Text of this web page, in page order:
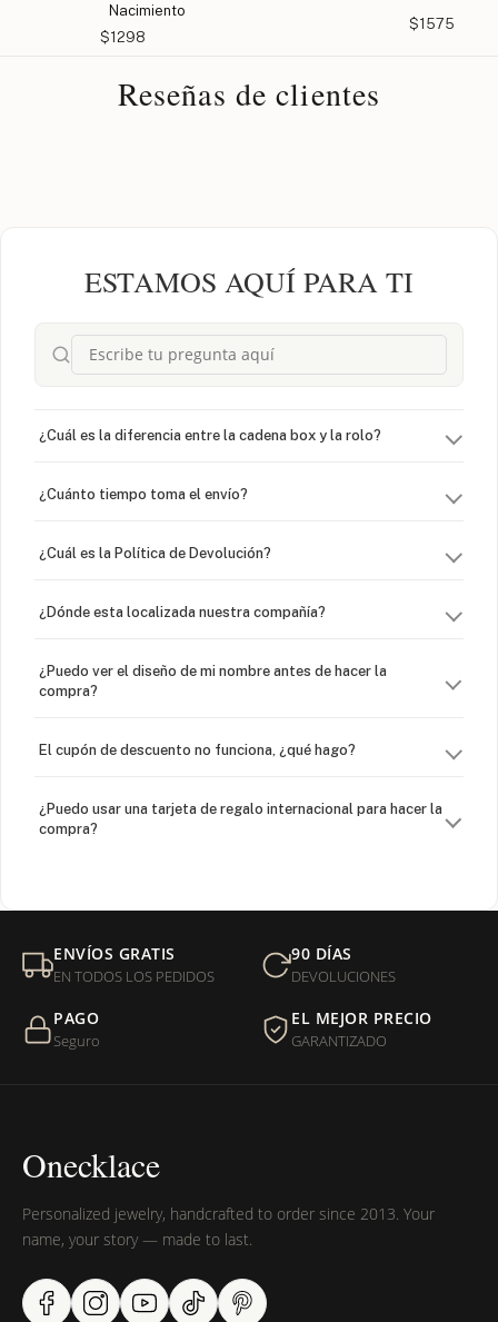
Nacimiento
$1298
$1575
Reseñas de clientes
ESTAMOS AQUÍ PARA TI
¿Cuál es la diferencia entre la cadena box y la rolo?
¿Cuánto tiempo toma el envío?
¿Cuál es la Política de Devolución?
¿Dónde esta localizada nuestra compañía?
¿Puedo ver el diseño de mi nombre antes de hacer la
compra?
El cupón de descuento no funciona, ¿qué hago?
¿Puedo usar una tarjeta de regalo internacional para hacer la
compra?
Mi orden fue devuelta por USPS, ¿qué hago para que sea
entregada?
¿Sus productos son libres de níquel?
ENVÍOS GRATIS
EN TODOS LOS PEDIDOS
90 DÍAS
DEVOLUCIONES
PAGO
Seguro
EL MEJOR PRECIO
GARANTIZADO
Onecklace
Personalized jewelry, handcrafted to order since 2013. Your
name, your story — made to last.